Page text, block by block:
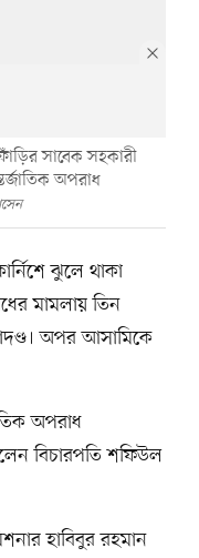
সাবেক সহকারী
অপরাধ
ঝুলে থাকা
মামলায় তিন
অপর আসামিকে
অপরাধ
বিচারপতি শফিউল
হাবিবুর রহমান